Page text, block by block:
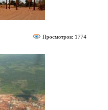
Просмотров: 1774